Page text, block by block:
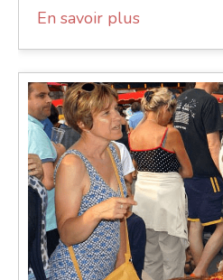
En savoir plus